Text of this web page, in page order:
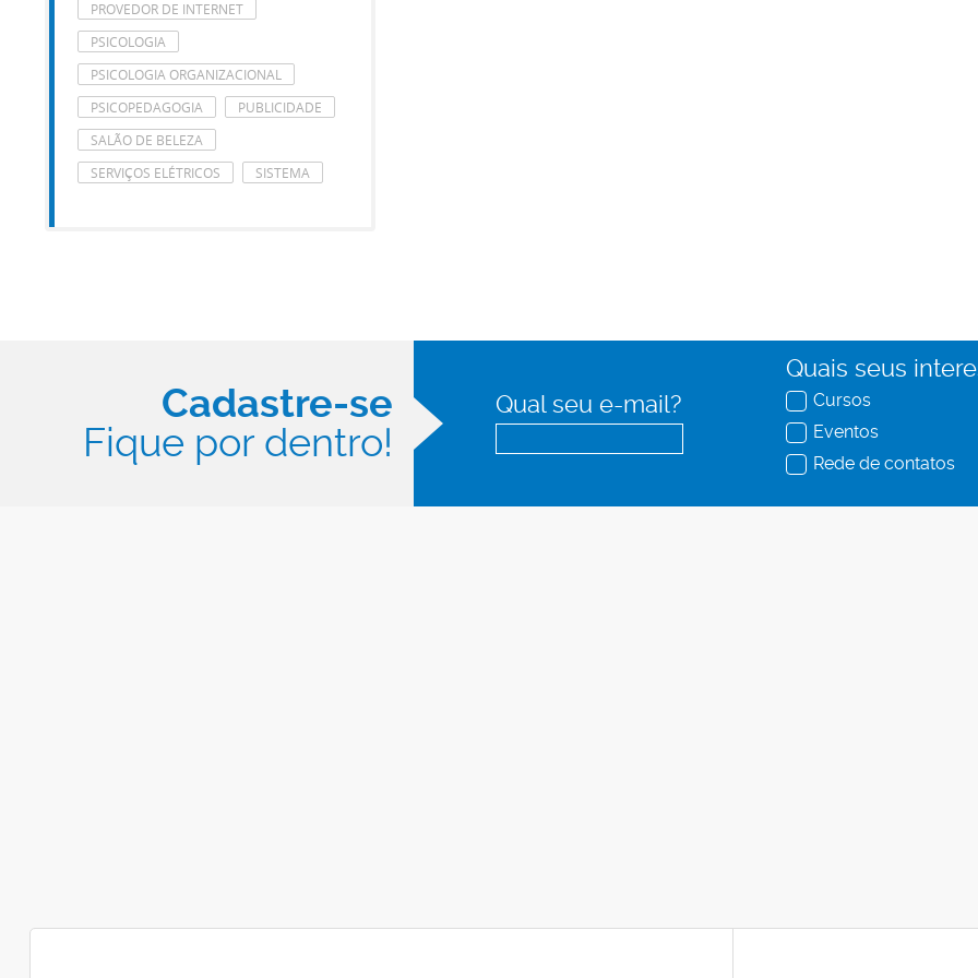
PROVEDOR DE INTERNET
PSICOLOGIA
PSICOLOGIA ORGANIZACIONAL
PSICOPEDAGOGIA
PUBLICIDADE
SALÃO DE BELEZA
SERVIÇOS ELÉTRICOS
SISTEMA
Cadastre-se
Fique por dentro!
Qual seu e-mail?
Quais seus
Cursos
Eventos
Rede de contatos